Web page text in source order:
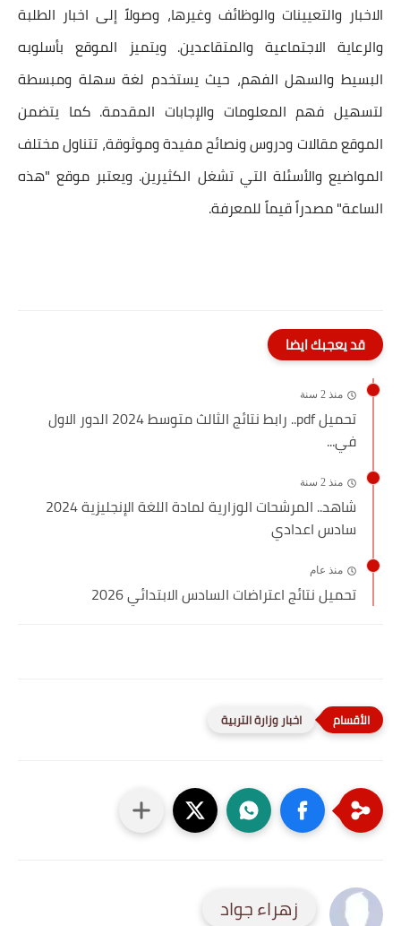
الاخبار والتعيينات والوظائف وغيرها، وصولاً إلى اخبار الطلبة
والرعاية الاجتماعية والمتقاعدين. ويتميز الموقع بأسلوبه
البسيط والسهل الفهم، حيث يستخدم لغة سهلة ومبسطة
لتسهيل فهم المعلومات والإجابات المقدمة. كما يتضمن
الموقع مقالات ودروس ونصائح مفيدة وموثوقة، تتناول مختلف
المواضيع والأسئلة التي تشغل الكثيرين. ويعتبر موقع "هذه
الساعة" مصدراً قيماً للمعرفة.
قد يعجبك ايضا
منذ 2 سنة
تحميل pdf.. رابط نتائج الثالث متوسط 2024 الدور الاول
في...
منذ 2 سنة
شاهد.. المرشحات الوزارية لمادة اللغة الإنجليزية 2024
سادس اعدادي
منذ عام
تحميل نتائج اعتراضات السادس الابتدائي 2026
اخبار وزارة التربية
زهراء جواد